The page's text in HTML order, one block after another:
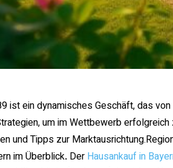
ist ein dynamisches Geschäft, das
um im Wettbewerb
und Tipps zur
im Überblick. Der Hausankauf in